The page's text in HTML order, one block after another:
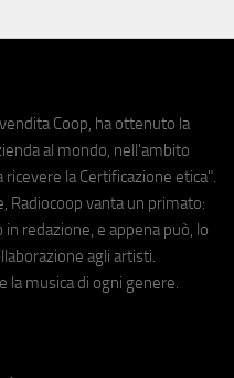
Coop, ha ottenuto la
al mondo, nell'ambito
la Certificazione etica".
Radiocoop vanta un primato:
redazione, e appena può, lo
agli artisti.
la musica di ogni genere.